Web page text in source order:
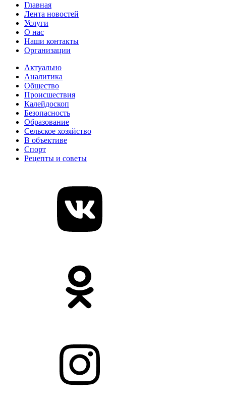
Главная
Лента новостей
Услуги
О нас
Наши контакты
Организации
Актуально
Аналитика
Общество
Происшествия
Калейдоскоп
Безопасность
Образование
Сельское хозяйство
В объективе
Спорт
Рецепты и советы